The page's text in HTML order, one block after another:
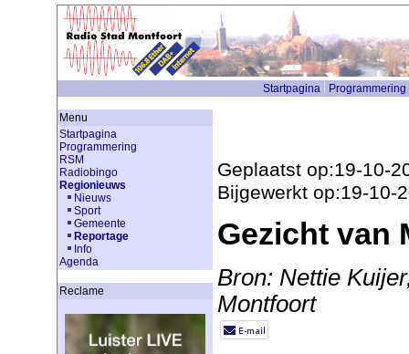
Startpagina Programmering
Menu
Startpagina
Programmering
RSM
Radiobingo
Regionieuws
Nieuws
Sport
Gemeente
Reportage
Info
Agenda
Reclame
Geplaatst op:19-10-
Bijgewerkt op:19-10-
Gezicht van
Bron: Nettie
Montfoort